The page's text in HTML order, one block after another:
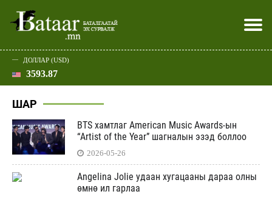
Эхлэл
Улс төр
Нийгэм
Эдийн засаг
Дэлхий
Спорт
Шар
Батаар юу хэлэв
Хэвлэл мэдээллээр
ДОЛЛАР (USD)
3593.87
ШАР
BTS хамтлаг American Music Awards-ын
“Artist of the Year” шагналын эзэд боллоо
2026-05-26
Angelina Jolie удаан хугацааны дараа олны
өмнө ил гарлаа